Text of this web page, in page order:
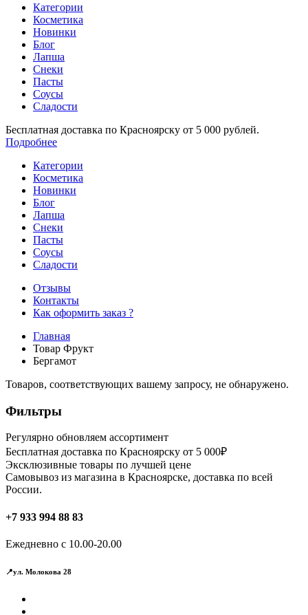
Категории
Косметика
Новинки
Блог
Лапша
Снеки
Пасты
Соусы
Сладости
Бесплатная доставка по Красноярску от 5 000 рублей.
Подробнее
Категории
Косметика
Новинки
Блог
Лапша
Снеки
Пасты
Соусы
Сладости
Отзывы
Контакты
Как оформить заказ ?
Главная
Товар Фрукт
Бергамот
Товаров, соответствующих вашему запросу, не обнаружено.
Фильтры
Регулярно обновляем ассортимент
Бесплатная доставка по Красноярску от 5 000₽
Эксклюзивные товары по лучшей цене
Самовывоз из магазина в Красноярске, доставка по всей
России.
+7 933 994 88 83
Ежедневно с 10.00-20.00
📍ул. Молокова 28